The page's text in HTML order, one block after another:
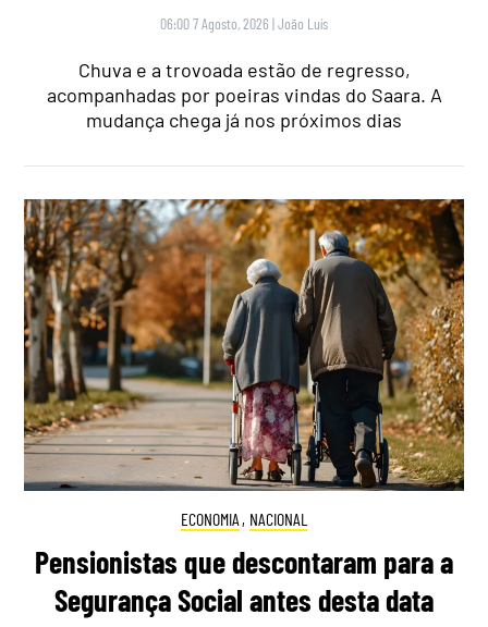
06:00 7 Agosto, 2026 |João Luís
Chuva e a trovoada estão de regresso,
acompanhadas por poeiras vindas do Saara. A
mudança chega já nos próximos dias
ECONOMIA , NACIONAL
Pensionistas que descontaram para a
Segurança Social antes desta data